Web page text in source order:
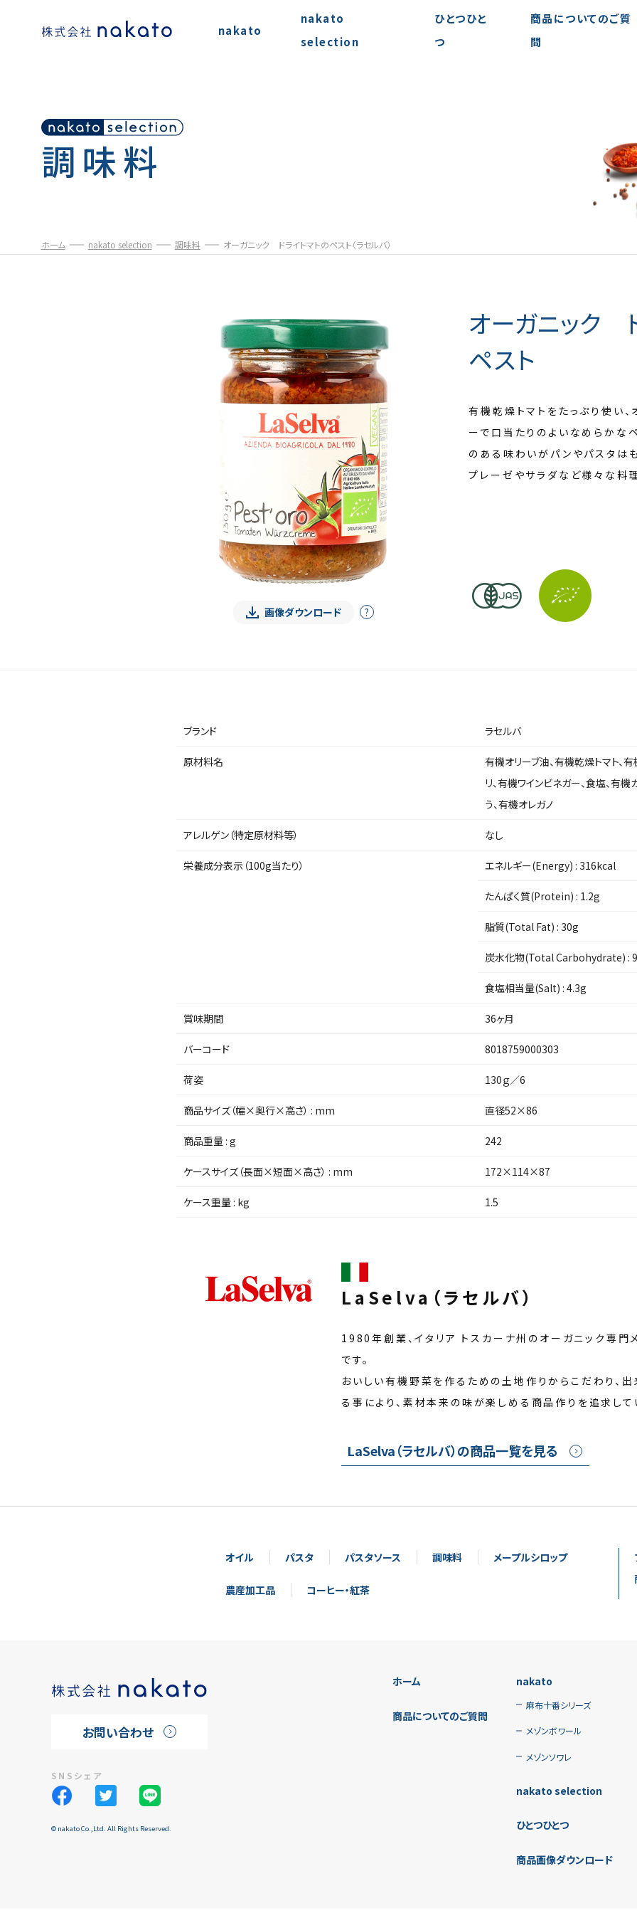
nakato
nakato
selection
ひとつひと
つ
商品についてのご質
問
調味料
ホーム nakato selection 調味料 オーガニック ドライトマトのペスト（ラセルバ）
画像ダウンロード ?
オーガニック
ペスト
有機乾燥トマトをたっぷり使い
ーで口当たりのよいなめらかな
のある味わいがパンやパスタは
プレーゼやサラダなど様々な料
ブランド ラセルバ
原材料名
有機オリーブ油、有機乾燥トマト、
リ、有機ワインビネガー、食塩、有
う、有機オレガノ
アレルゲン（特定原材料等） なし
栄養成分表示（100g当たり） エネルギー(Energy) : 316kcal
たんぱく質(Protein) : 1.2g
脂質(Total Fat) : 30g
炭水化物(Total Carbohydrate) :
食塩相当量(Salt) : 4.3g
賞味期間 36ヶ月
バーコード 8018759000303
荷姿 130ｇ／6
商品サイズ（幅×奥行×高さ） : mm 直径52×86
商品重量 : g 242
ケースサイズ（長面×短面×高さ） : mm 172×114×87
ケース重量 : kg 1.5
LaSelva （ラセルバ）
1980年創業、イタリア トスカーナ州のオーガニック専門
です。
おいしい有機野菜を作るための土地作りからこだわり、
る事により、素材本来の味が楽しめる商品作りを追求して
LaSelva（ラセルバ）の商品一覧を見る
オイル パスタ パスタソース 調味料 メープルシロップ
農産加工品 コーヒー・紅茶
お問い合わせ
SNSシェア
© nakato Co.,Ltd. All Rights Reserved.
ホーム
商品についてのご質問
nakato
麻布十番シリーズ
メゾンボワール
メゾンソワレ
nakato selection
ひとつひとつ
商品画像ダウンロード